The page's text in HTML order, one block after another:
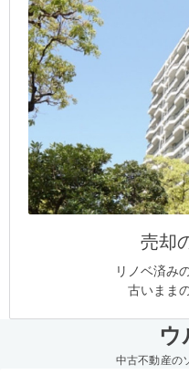
売却
リノベ済み
古いまま
ウ
中古不動産の